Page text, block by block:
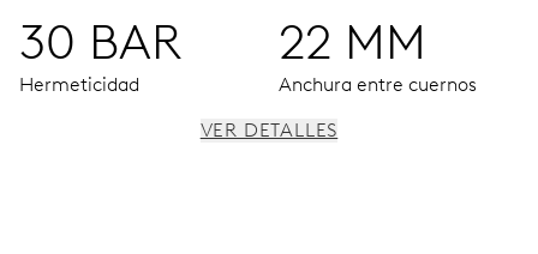
30 BAR
Hermeticidad
22 MM
Anchura entre cuernos
VER DETALLES